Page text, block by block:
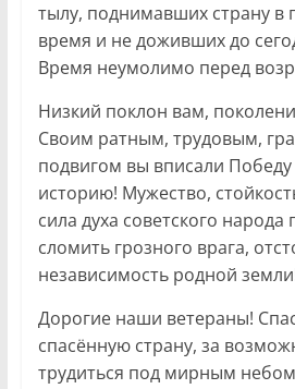
тылу, поднимавших страну в
время и не доживших до
Время неумолимо перед
Низкий поклон вам,
Своим ратным, трудовым,
подвигом вы вписали
историю! Мужество,
сила духа советского народа
сломить грозного врага,
независимость родной
Дорогие наши ветераны!
спасённую страну, за
трудиться под мирным